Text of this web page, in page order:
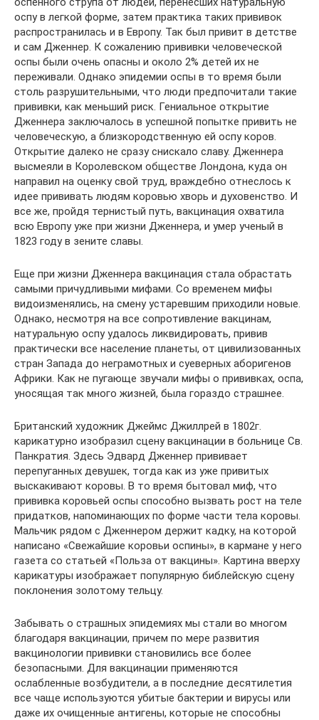
оспу в легкой форме, затем практика таких прививок
распространилась и в Европу. Так был привит в детстве
и сам Дженнер. К сожалению прививки человеческой
оспы были очень опасны и около 2% детей их не
переживали. Однако эпидемии оспы в то время были
столь разрушительными, что люди предпочитали такие
прививки, как меньший риск. Гениальное открытие
Дженнера заключалось в успешной попытке привить не
человеческую, а близкородственную ей оспу коров.
Открытие далеко не сразу снискало славу. Дженнера
высмеяли в Королевском обществе Лондона, куда он
направил на оценку свой труд, враждебно отнеслось к
идее прививать людям коровью хворь и духовенство. И
все же, пройдя тернистый путь, вакцинация охватила
всю Европу уже при жизни Дженнера, и умер ученый в
1823 году в зените славы.
Еще при жизни Дженнера вакцинация стала обрастать
самыми причудливыми мифами. Со временем мифы
видоизменялись, на смену устаревшим приходили новые.
Однако, несмотря на все сопротивление вакцинам,
натуральную оспу удалось ликвидировать, привив
практически все население планеты, от цивилизованных
стран Запада до неграмотных и суеверных аборигенов
Африки. Как не пугающе звучали мифы о прививках, оспа,
уносящая так много жизней, была гораздо страшнее.
Британский художник Джеймс Джиллрей в 1802г.
карикатурно изобразил сцену вакцинации в больнице Св.
Панкратия. Здесь Эдвард Дженнер прививает
перепуганных девушек, тогда как из уже привитых
выскакивают коровы. В то время бытовал миф, что
прививка коровьей оспы способно вызвать рост на теле
придатков, напоминающих по форме части тела коровы.
Мальчик рядом с Дженнером держит кадку, на которой
написано «Свежайшие коровьи оспины», в кармане у него
газета со статьей «Польза от вакцины». Картина вверху
карикатуры изображает популярную библейскую сцену
поклонения золотому тельцу.
Забывать о страшных эпидемиях мы стали во многом
благодаря вакцинации, причем по мере развития
вакцинологии прививки становились все более
безопасными. Для вакцинации применяются
ослабленные возбудители, а в последние десятилетия
все чаще используются убитые бактерии и вирусы или
даже их очищенные антигены, которые не способны